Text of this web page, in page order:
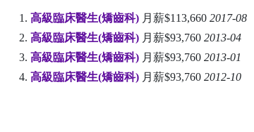
1. 高級臨床醫生(矯齒科) 月薪$113,660 2017-08
2. 高級臨床醫生(矯齒科) 月薪$93,760 2013-04
3. 高級臨床醫生(矯齒科) 月薪$93,760 2013-01
4. 高級臨床醫生(矯齒科) 月薪$93,760 2012-10